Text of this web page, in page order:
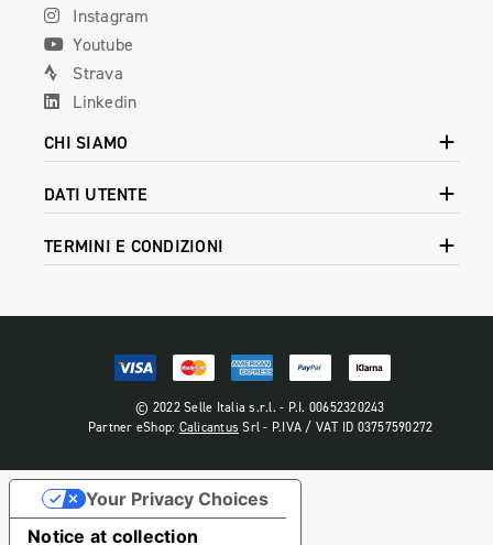
Instagram
Youtube
Strava
Linkedin
CHI SIAMO
DATI UTENTE
TERMINI E CONDIZIONI
© 2022 Selle Italia s.r.l. - P.I. 00652320243
Partner eShop: Calicantus Srl - P.IVA / VAT ID 03757590272
Notice at collection
Your Privacy Choices